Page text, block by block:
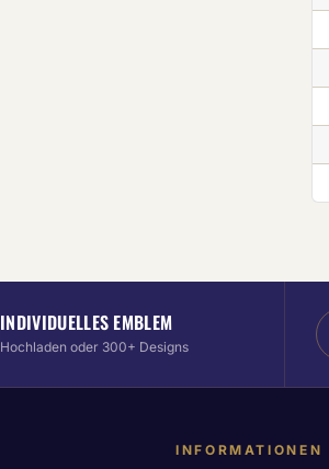
INDIVIDUELLES EMBLEM
Hochladen oder 300+ Designs
INFORMATIONEN